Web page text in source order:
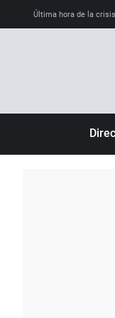
Última hora de la